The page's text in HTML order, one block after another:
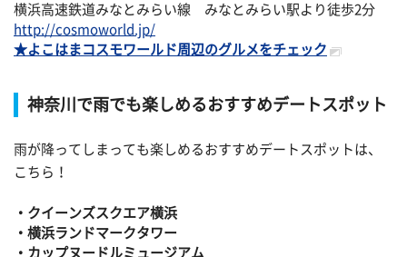
横浜高速鉄道みなとみらい線 みなとみらい駅より徒歩2分
http://cosmoworld.jp/
★よこはまコスモワールド周辺のグルメをチェック
神奈川で雨でも楽しめるおすすめデートスポット
雨が降ってしまっても楽しめるおすすめデートスポットは、
こちら！
・クイーンズスクエア横浜
・横浜ランドマークタワー
・カップヌードルミュージアム